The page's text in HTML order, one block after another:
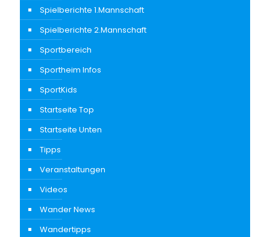
Spielberichte 1.Mannschaft
Spielberichte 2.Mannschaft
Sportbereich
Sportheim Infos
SportKids
Startseite Top
Startseite Unten
Tipps
Veranstaltungen
Videos
Wander News
Wandertipps